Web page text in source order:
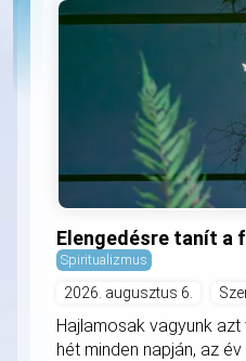
Elengedésre tanít a
Spiritualizmus
2026. augusztus 6.
Hajlamosak vagyunk
hét minden napján, az